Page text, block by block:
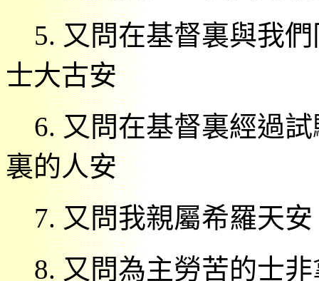
5.又問在基督裏與我
士大古安
6.又問在基督裏經過
裏的人安
7.又問我親屬希羅天
8.又問為主勞苦的士